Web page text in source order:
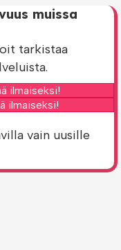
muissa
tarkistaa
ilmaiseksi!
ilmaiseksi!
vain uusille